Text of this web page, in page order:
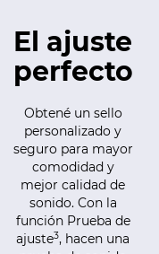
El ajuste
perfecto
Obtené un sello
personalizado y
seguro para mayor
comodidad y
mejor calidad de
sonido. Con la
función Prueba de
ajuste3, hacen una